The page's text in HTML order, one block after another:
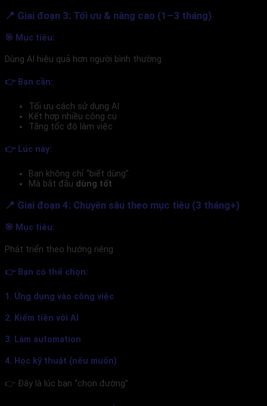
📍 Giai đoạn 3: Tối ưu & nâng cao (1–3 tháng)
🎯 Mục tiêu:
Dùng AI hiệu quả hơn người bình thường
👉 Bạn cần:
Tối ưu cách sử dụng AI
Kết hợp nhiều công cụ
Tăng tốc độ làm việc
👉 Lúc này:
Bạn không chỉ “biết dùng”
Mà bắt đầu dùng tốt
📍 Giai đoạn 4: Chuyên sâu theo mục tiêu (3 tháng+)
🎯 Mục tiêu:
Phát triển theo hướng riêng
👉 Bạn có thể chọn:
1. Ứng dụng vào công việc
2. Kiếm tiền với AI
3. Làm automation
4. Học kỹ thuật (nếu muốn)
👉 Đây là lúc bạn “chọn đường”